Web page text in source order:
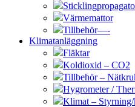
Värmemattor
Tillbehör—-
Klimatanläggning
Fläktar
Koldioxid – CO2
Tillbehör –
Hygrometer /
Klimat –